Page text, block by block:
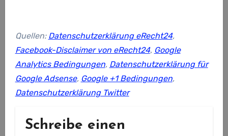
Quellen: Datenschutzerklärung eRecht24,
Facebook-Disclaimer von eRecht24, Google
Analytics Bedingungen, Datenschutzerklärung für
Google Adsense, Google +1 Bedingungen,
Datenschutzerklärung Twitter
Schreibe einen